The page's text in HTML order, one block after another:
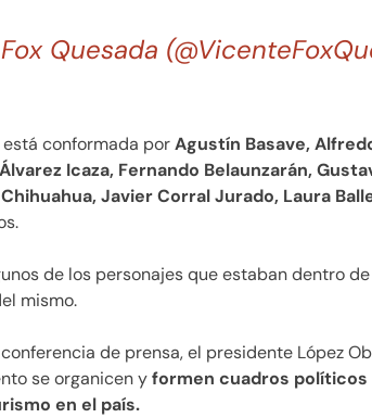
Quesada
conformada porAgustín Basave,
Icaza, Fernando Belaunzarán,
Javier Corral Jurado, Laura
de los personajes que estaban dentro
mismo.
de prensa, el presidente López
se organicen yformen cuadros
en el país.